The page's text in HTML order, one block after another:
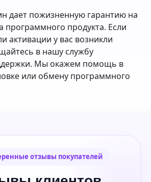
дает пожизненную гарантию на
программного продукта. Если
активации у вас возникли
в нашу службу
Мы окажем помощь в
или обмену программного
отзывы покупателей